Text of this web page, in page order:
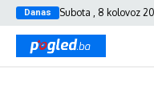
Danas Subota , 8 kolovoz